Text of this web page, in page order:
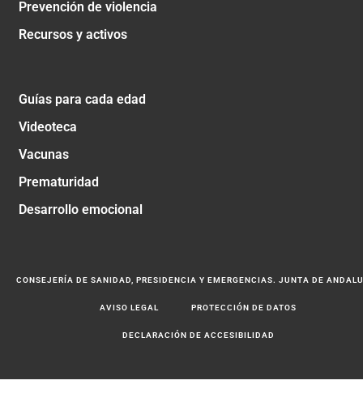
Prevención de violencia
Recursos y activos
Guías para cada edad
Videoteca
Vacunas
Prematuridad
Desarrollo emocional
CONSEJERÍA DE SANIDAD, PRESIDENCIA Y EMERGENCIAS. JUNTA DE
AVISO LEGAL PROTECCIÓN DE DATOS
DECLARACIÓN DE ACCESIBILIDAD